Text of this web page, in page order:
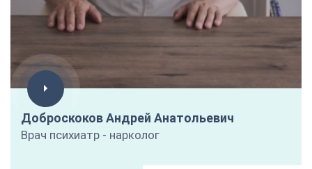
Доброскоков Андрей Анатольевич
Врач психиатр - нарколог